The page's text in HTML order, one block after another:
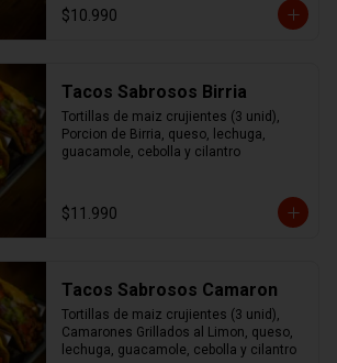
$10.990
Tacos Sabrosos Birria
Tortillas de maiz crujientes (3 unid),
Porcion de Birria, queso, lechuga,
guacamole, cebolla y cilantro
$11.990
Tacos Sabrosos Camaron
Tortillas de maiz crujientes (3 unid),
Camarones Grillados al Limon, queso,
lechuga, guacamole, cebolla y cilantro